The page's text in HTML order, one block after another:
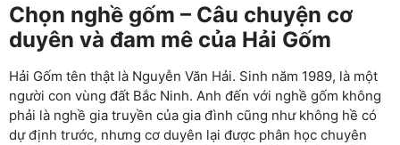
Chọn nghề gốm – Câu chuyện cơ
duyên và đam mê của Hải Gốm
Hải Gốm tên thật là Nguyễn Văn Hải. Sinh năm 1989, là một
người con vùng đất Bắc Ninh. Anh đến với nghề gốm không
phải là nghề gia truyền của gia đình cũng như không hề có
dự định trước, nhưng cơ duyên lại được phân học chuyên